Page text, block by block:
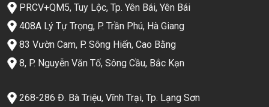
PRCV+QM5, Tuy Lộc, Tp. Yên Bái, Yên Bái
408A Lý Tự Trọng, P. Trần Phú, Hà Giang
83 Vườn Cam, P. Sông Hiến, Cao Bằng
8, P. Nguyễn Văn Tố, Sông Cầu, Bắc Kạn
268-286 Đ. Bà Triệu, Vĩnh Trại, Tp. Lạng Sơn